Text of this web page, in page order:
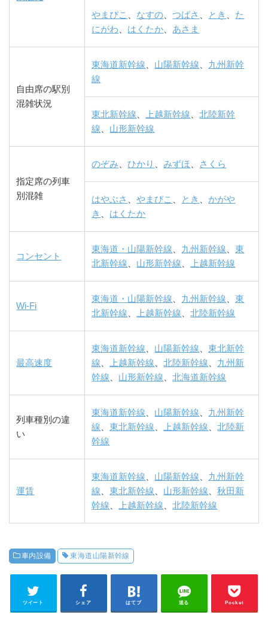
やまびこ 、 なすの、つばさ 、 とき 、 た
にがわ、 はくたか、 あさま
自由席の駅別
混雑状況
東海道新幹線、 山陽新幹線、 九州新幹
線
東北新幹線、上越新幹線、北陸新幹
線、 山形新幹線
指定席の列車
別混雑
のぞみ、ひかり 、みずほ、 さくら
はやぶさ 、やまびこ 、 とき 、 かがや
き 、 はくたか
コンセント
東海道・山陽新幹線、 九州新幹線、東
北新幹線、 山形新幹線、上越新幹線
Wi-Fi
東海道・山陽新幹線、 九州新幹線、東
北新幹線、上越新幹線、北陸新幹線
最高速度
東海道新幹線、 山陽新幹線、東北新幹
線、上越新幹線、北陸新幹線、 九州新
幹線、 山形新幹線、北海道新幹線
列車種別の違
い
東海道新幹線、 山陽新幹線、 九州新幹
線、東北新幹線、上越新幹線、北陸新
幹線
運賃
東海道新幹線、 山陽新幹線、 九州新幹
線、東北新幹線、 山形新幹線、秋田新
幹線、上越新幹線、北陸新幹線
車内設備 東海道山陽新幹線
ツイート シェア はてブ 送る Pocket